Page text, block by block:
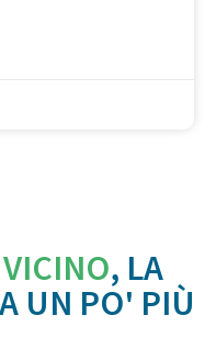
, LA
UN PO' PIÙ